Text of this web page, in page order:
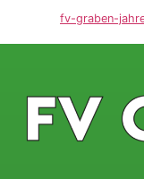
fv-graben-